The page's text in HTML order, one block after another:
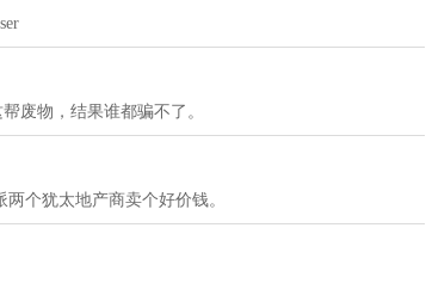
废物，结果谁都骗不了。
个犹太地产商卖个好价钱。